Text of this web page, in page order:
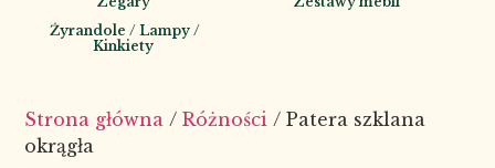
Żyrandole / Lampy /
Kinkiety
Strona główna /Różności / Patera szklana
okrągła